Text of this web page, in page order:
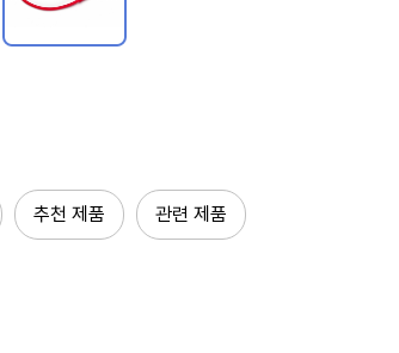
추천 제품 관련 제품